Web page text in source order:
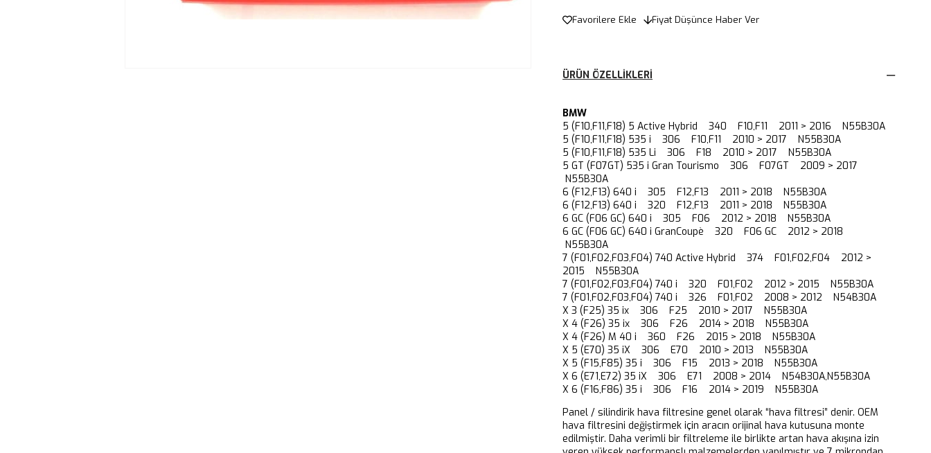
Favorilere Ekle Fiyat Düşünce Haber Ver
ÜRÜN ÖZELLIKLERI
BMW
5 (F10,F11,F18) 5 Active Hybrid 340 F10,F11 2011 > 2016 N55B30A
5 (F10,F11,F18) 535 i 306 F10,F11 2010 > 2017 N55B30A
5 (F10,F11,F18) 535 Li 306 F18 2010 > 2017 N55B30A
5 GT (F07GT) 535 i Gran Tourismo 306 F07GT 2009 > 2017
N55B30A
6 (F12,F13) 640 i 305 F12,F13 2011 > 2018 N55B30A
6 (F12,F13) 640 i 320 F12,F13 2011 > 2018 N55B30A
6 GC (F06 GC) 640 i 305 F06 2012 > 2018 N55B30A
6 GC (F06 GC) 640 i GranCoupè 320 F06 GC 2012 > 2018
N55B30A
7 (F01,F02,F03,F04) 740 Active Hybrid 374 F01,F02,F04 2012 >
2015 N55B30A
7 (F01,F02,F03,F04) 740 i 320 F01,F02 2012 > 2015 N55B30A
7 (F01,F02,F03,F04) 740 i 326 F01,F02 2008 > 2012 N54B30A
X 3 (F25) 35 ix 306 F25 2010 > 2017 N55B30A
X 4 (F26) 35 ix 306 F26 2014 > 2018 N55B30A
X 4 (F26) M 40 i 360 F26 2015 > 2018 N55B30A
X 5 (E70) 35 iX 306 E70 2010 > 2013 N55B30A
X 5 (F15,F85) 35 i 306 F15 2013 > 2018 N55B30A
X 6 (E71,E72) 35 iX 306 E71 2008 > 2014 N54B30A,N55B30A
X 6 (F16,F86) 35 i 306 F16 2014 > 2019 N55B30A
Panel / silindirik hava filtresine genel olarak “hava filtresi” denir. OEM
hava filtresini değiştirmek için aracın orijinal hava kutusuna monte
edilmiştir. Daha verimli bir filtreleme ile birlikte artan hava akışına izin